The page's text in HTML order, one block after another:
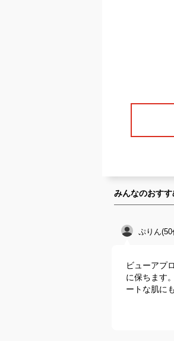
みんなのおす
ぷりん
ビューアプ
に保ちます
ートな肌に